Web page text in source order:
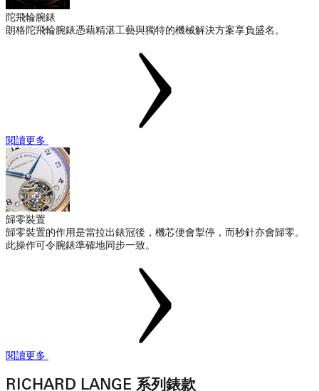
陀飛輪腕錶
朗格陀飛輪腕錶憑藉精湛工藝與獨特的機械解決方案享負盛名。
閱讀更多
歸零裝置
歸零裝置的作用是當拉出錶冠後，機芯便會掣停，而秒針亦會歸零。
此操作可令腕錶準確地同步一致。
閱讀更多
RICHARD LANGE 系列錶款